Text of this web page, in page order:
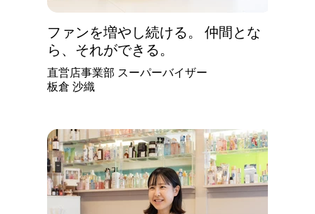
ファンを増やし続ける。 ​仲間とな
ら、それができる。
直営店事業部 スーパーバイザー​
板倉 沙織